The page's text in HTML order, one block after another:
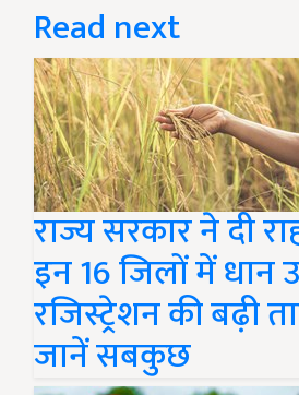
Read next
राज्य सरकार ने दी
इन 16 जिलों में धान
रजिस्ट्रेशन की बढ़ी
जानें सबकुछ